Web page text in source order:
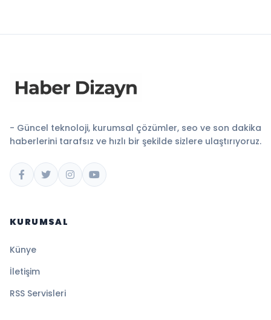
- Güncel teknoloji, kurumsal çözümler, seo ve son dakika
haberlerini tarafsız ve hızlı bir şekilde sizlere ulaştırıyoruz.
KURUMSAL
Künye
İletişim
RSS Servisleri